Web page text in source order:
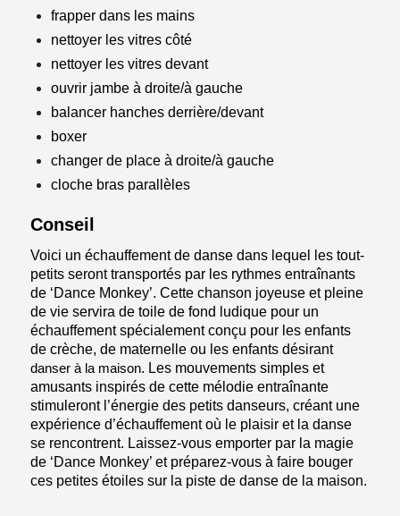
frapper dans les mains
nettoyer les vitres côté
nettoyer les vitres devant
ouvrir jambe à droite/à gauche
balancer hanches derrière/devant
boxer
changer de place à droite/à gauche
cloche bras parallèles
Conseil
Voici un échauffement de danse dans lequel les tout-
petits seront transportés par les rythmes entraînants
de ‘Dance Monkey’. Cette chanson joyeuse et pleine
de vie servira de toile de fond ludique pour un
échauffement spécialement conçu pour les enfants
de crèche, de maternelle ou les enfants désirant
danser à la maison. Les mouvements simples et
amusants inspirés de cette mélodie entraînante
stimuleront l’énergie des petits danseurs, créant une
expérience d’échauffement où le plaisir et la danse
se rencontrent. Laissez-vous emporter par la magie
de ‘Dance Monkey’ et préparez-vous à faire bouger
ces petites étoiles sur la piste de danse de la maison.